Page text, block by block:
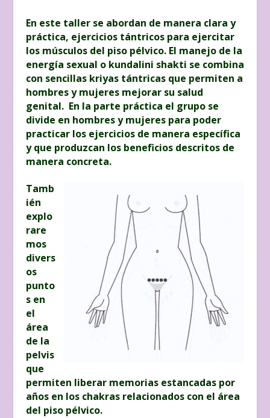
En este taller se abordan de manera clara y
práctica, ejercicios tántricos para ejercitar
los músculos del piso pélvico. El manejo de la
energía sexual o kundalini shakti se combina
con sencillas kriyas tántricas que permiten a
hombres y mujeres mejorar su salud
genital. En la parte práctica el grupo se
divide en hombres y mujeres para poder
practicar los ejercicios de manera específica
y que produzcan los beneficios descritos de
manera concreta.
Tamb
ién
explo
rare
mos
divers
os
punto
s en
el
área
de la
pelvis
que
permiten liberar memorias estancadas por
años en los chakras relacionados con el área
del piso pélvico.